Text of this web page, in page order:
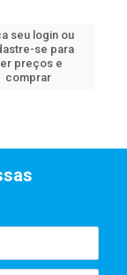
seu login ou
se para
preços e
comprar